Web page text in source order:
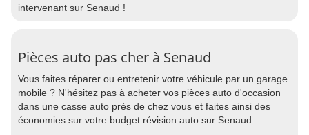
intervenant sur Senaud !
Pièces auto pas cher à Senaud
Vous faites réparer ou entretenir votre véhicule par un garage
mobile ? N'hésitez pas à acheter vos pièces auto d'occasion
dans une casse auto près de chez vous et faites ainsi des
économies sur votre budget révision auto sur Senaud.